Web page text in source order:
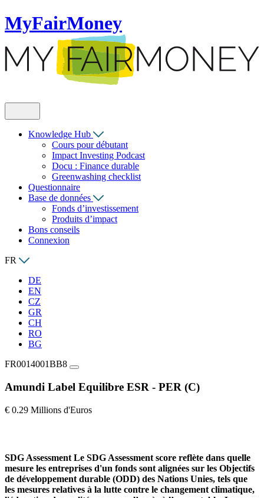
MyFairMoney
Knowledge Hub
Cours pour débutant
Impact Investing Podcast
Docu : Finance durable
Greenwashing checklist
Questionnaire
Base de données
Fonds d’investissement
Produits d’impact
Bons conseils
Connexion
FR
DE
EN
CZ
GR
CH
RO
BG
FR0014001BB8
Amundi Label Equilibre ESR - PER (C)
€ 0.29 Millions d'Euros
SDG Assessment Le SDG Assessment score reflète dans quelle
mesure les entreprises d'un fonds sont alignées sur les Objectifs
de développement durable (ODD) des Nations Unies, tels que
les mesures relatives à la lutte contre le changement climatique,